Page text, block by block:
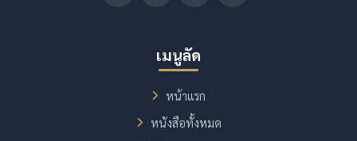
เมนูลัด
หน้าแรก
หนังสือทั้งหมด